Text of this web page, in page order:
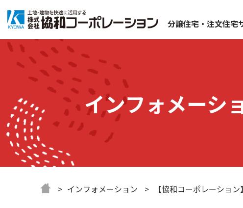
分譲住宅・注文住宅
インフォメーシ
インフォメーション 【協和コーポレーショ